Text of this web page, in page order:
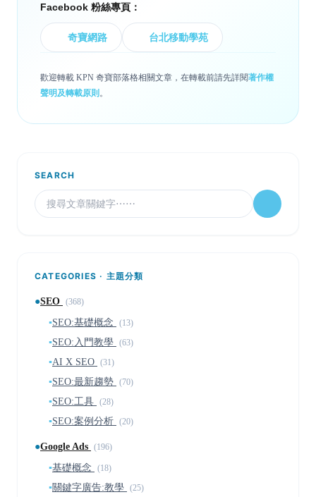
Facebook 粉絲專頁：
奇寶網路 台北移動學苑
歡迎轉載 KPN 奇寶部落格相關文章，在轉載前請先詳閱著作權
聲明及轉載原則 。
SEARCH
CATEGORIES · 主題分類
●SEO (368)
▪SEO:基礎概念 (13)
▪SEO:入門教學 (63)
▪AI X SEO (31)
▪SEO:最新趨勢 (70)
▪SEO:工具 (28)
▪SEO:案例分析 (20)
●Google Ads (196)
▪基礎概念 (18)
▪關鍵字廣告:教學 (25)